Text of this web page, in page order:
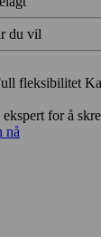
du vil
fleksibilitet
for å
nå